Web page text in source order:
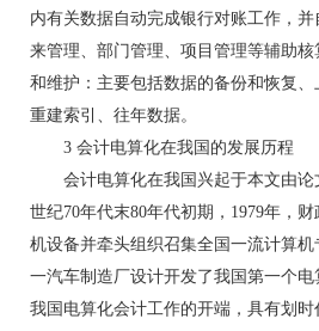
内有关数据自动完成银行对账工作，
来管理、部门管理、项目管理等辅助
和维护：主要包括数据的备份和恢复、
重建索引、往年数据。
3 会计电算化在我国的发展历程
会计电算化在我国兴起于本文由论
世纪70年代末80年代初期，1979年，
机设备并牵头组织召集全国一流计算
一汽车制造厂设计开发了我国第一个
我国电算化会计工作的开端，具有划